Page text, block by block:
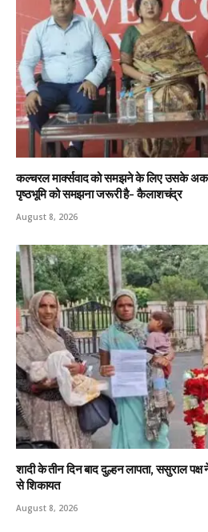
कल्चरल मार्क्सवाद को समझने के लिए उसके
पृष्ठभूमि को समझना जरूरी है- कैलाशचंद्र
August 8, 2026
शादी के तीन दिन बाद दुल्हन लापता, ससुराल
से शिकायत
August 8, 2026